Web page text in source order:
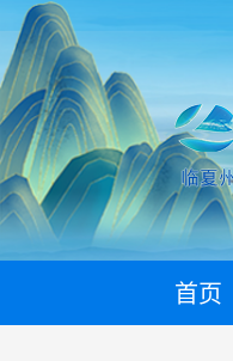
首页